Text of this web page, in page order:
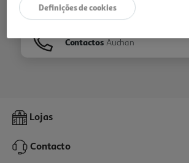
Contactos Auchan
Lojas
Contacto
Definições de cookies